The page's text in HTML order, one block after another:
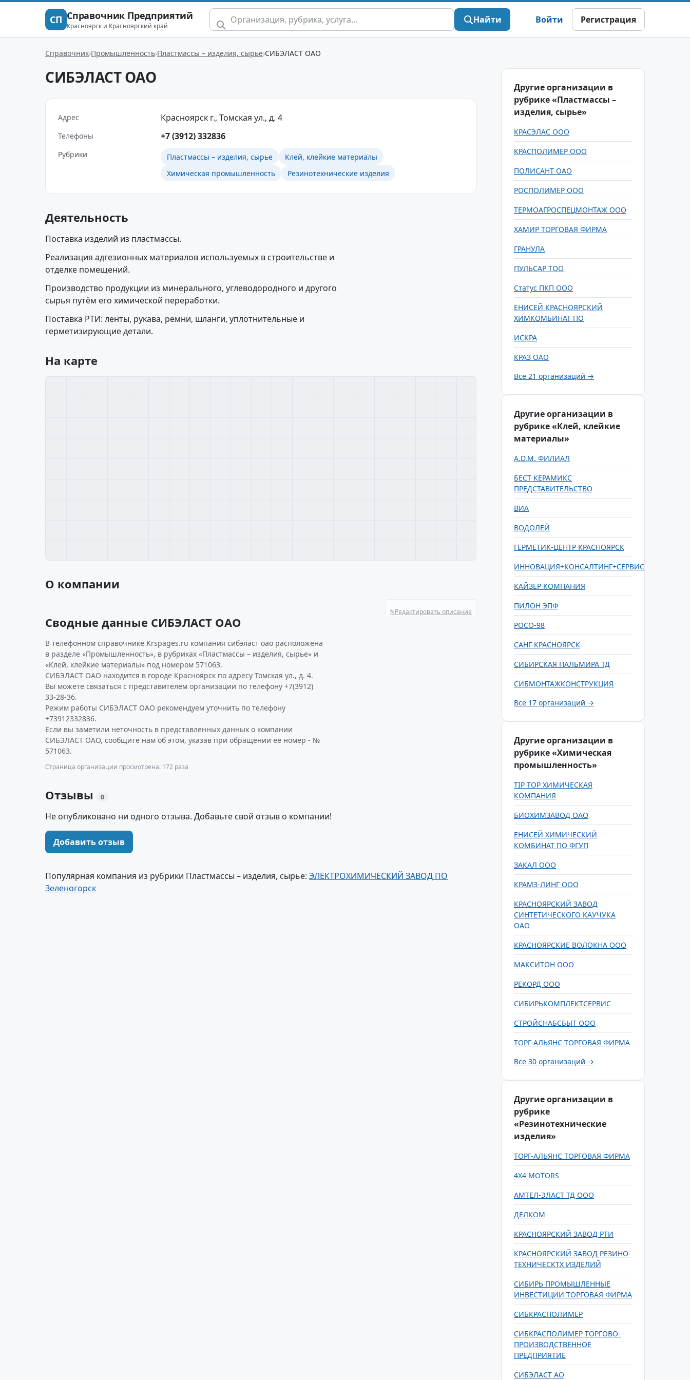
СП Справочник Предприятий
Красноярск и Красноярский край
Найти Войти Регистрация
Справочник Промышленность Пластмассы – изделия, сырье СИБЭЛАСТ ОАО
СИБЭЛАСТ ОАО
Адрес Красноярск г., Томская ул., д. 4
Телефоны +7 (3912) 332836
Рубрики Пластмассы – изделия, сырье
Клей, клейкие материалы
Химическая промышленность
Резинотехнические изделия
Деятельность
Поставка изделий из пластмассы.
Реализация адгезионных материалов используемых в строительстве и
отделке помещений.
Производство продукции из минерального, углеводородного и другого
сырья путём его химической переработки.
Поставка РТИ: ленты, рукава, ремни, шланги, уплотнительные и
герметизирующие детали.
На карте
О компании
✎Редактировать описание
Сводные данные СИБЭЛАСТ ОАО
В телефонном справочнике Krspages.ru компания сибэласт оао расположена
в разделе «Промышленность», в рубриках «Пластмассы – изделия, сырье» и
«Клей, клейкие материалы» под номером 571063.
СИБЭЛАСТ ОАО находится в городе Красноярск по адресу Томская ул., д. 4.
Вы можете связаться с представителем организации по телефону +7(3912)
33-28-36.
Режим работы СИБЭЛАСТ ОАО рекомендуем уточнить по телефону
+73912332836.
Если вы заметили неточность в представленных данных о компании
СИБЭЛАСТ ОАО, сообщите нам об этом, указав при обращении ее номер - №
571063.
Страница организации просмотрена: 172 раза
Отзывы 0
Не опубликовано ни одного отзыва. Добавьте свой отзыв о компании!
Добавить отзыв
Популярная компания из рубрики Пластмассы – изделия, сырье: ЭЛЕКТРОХИМИЧЕСКИЙ ЗАВОД ПО
Зеленогорск
Другие организации в
рубрике «Пластмассы –
изделия, сырье»
КРАСЭЛАС ООО
КРАСПОЛИМЕР ООО
ПОЛИСАНТ ОАО
РОСПОЛИМЕР ООО
ТЕРМОАГРОСПЕЦМОНТАЖ ООО
ХАМИР ТОРГОВАЯ ФИРМА
ГРАНУЛА
ПУЛЬСАР ТОО
Статус ПКП ООО
ЕНИСЕЙ КРАСНОЯРСКИЙ
ХИМКОМБИНАТ ПО
ИСКРА
КРАЗ ОАО
Все 21 организаций →
Другие организации в
рубрике «Клей, клейкие
материалы»
A.D.М. ФИЛИАЛ
БЕСТ КЕРАМИКС
ПРЕДСТАВИТЕЛЬСТВО
ВИА
ВОДОЛЕЙ
ГЕРМЕТИК-ЦЕНТР КРАСНОЯРСК
ИННОВАЦИЯ+КОНСАЛТИНГ+СЕРВИС
КАЙЗЕР КОМПАНИЯ
ПИЛОН ЭПФ
РОСО-98
САНГ-КРАСНОЯРСК
СИБИРСКАЯ ПАЛЬМИРА ТД
СИБМОНТАЖКОНСТРУКЦИЯ
Все 17 организаций →
Другие организации в
рубрике «Химическая
промышленность»
TIP TOP ХИМИЧЕСКАЯ
КОМПАНИЯ
БИОХИМЗАВОД ОАО
ЕНИСЕЙ ХИМИЧЕСКИЙ
КОМБИНАТ ПО ФГУП
ЗАКАЛ ООО
КРАМЗ-ЛИНГ ООО
КРАСНОЯРСКИЙ ЗАВОД
СИНТЕТИЧЕСКОГО КАУЧУКА
ОАО
КРАСНОЯРСКИЕ ВОЛОКНА ООО
МАКСИТОН ООО
РЕКОРД ООО
СИБИРЬКОМПЛЕКТСЕРВИС
СТРОЙСНАБСБЫТ ООО
ТОРГ-АЛЬЯНС ТОРГОВАЯ ФИРМА
Все 30 организаций →
Другие организации в
рубрике
«Резинотехнические
изделия»
ТОРГ-АЛЬЯНС ТОРГОВАЯ ФИРМА
4Х4 MOTORS
АМТЕЛ-ЭЛАСТ ТД ООО
ДЕЛКОМ
КРАСНОЯРСКИЙ ЗАВОД РТИ
КРАСНОЯРСКИЙ ЗАВОД РЕЗИНО-
ТЕХНИЧЕСКТХ ИЗДЕЛИЙ
СИБИРЬ ПРОМЫШЛЕННЫЕ
ИНВЕСТИЦИИ ТОРГОВАЯ ФИРМА
СИБКРАСПОЛИМЕР
СИБКРАСПОЛИМЕР ТОРГОВО-
ПРОИЗВОДСТВЕННОЕ
ПРЕДПРИЯТИЕ
СИБЭЛАСТ АО